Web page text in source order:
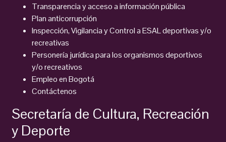
Transparencia y acceso a información pública
Plan anticorrupción
Inspección, Vigilancia y Control a ESAL deportivas y/o
recreativas
Personería jurídica para los organismos deportivos
y/o recreativos
Empleo en Bogotá
Contáctenos
Secretaría de Cultura, Recreación
y Deporte